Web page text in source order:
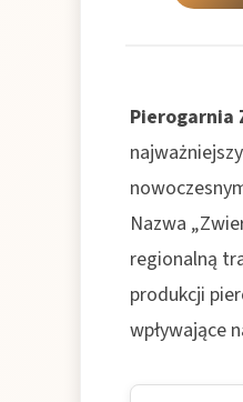
Pierogarnia
Nazwa
regionalną
produkcji
wpływające